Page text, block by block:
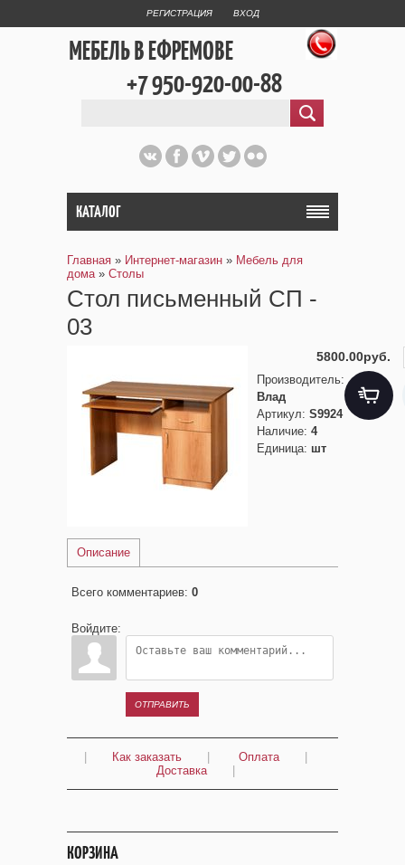
РЕГИСТРАЦИЯ ВХОД
МЕБЕЛЬ В ЕФРЕМОВЕ
+7 950-920-00-88
КАТАЛОГ
Главная » Интернет-магазин » Мебель для
дома » Столы
Стол письменный СП -
03
5800.00руб.
Производитель:
Влад
Артикул: S9924
Наличие: 4
Единица: шт
Описание
Всего комментариев: 0
Войдите:
ОТПРАВИТЬ
| Как заказать | Оплата
|
Доставка
|
КОРЗИНА